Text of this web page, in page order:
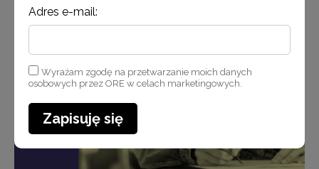
Czytaj więcej
Aktualności
Adres e-mail:
Wyrażam zgodę na przetwarzanie moich danych
osobowych przez ORE w celach marketingowych.
Zapisuję się